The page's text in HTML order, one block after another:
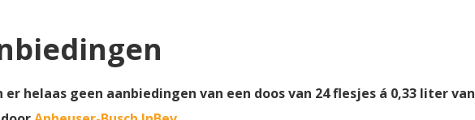
er helaas geen aanbiedingen van een doos van 24 flesjes á 0,33 liter van